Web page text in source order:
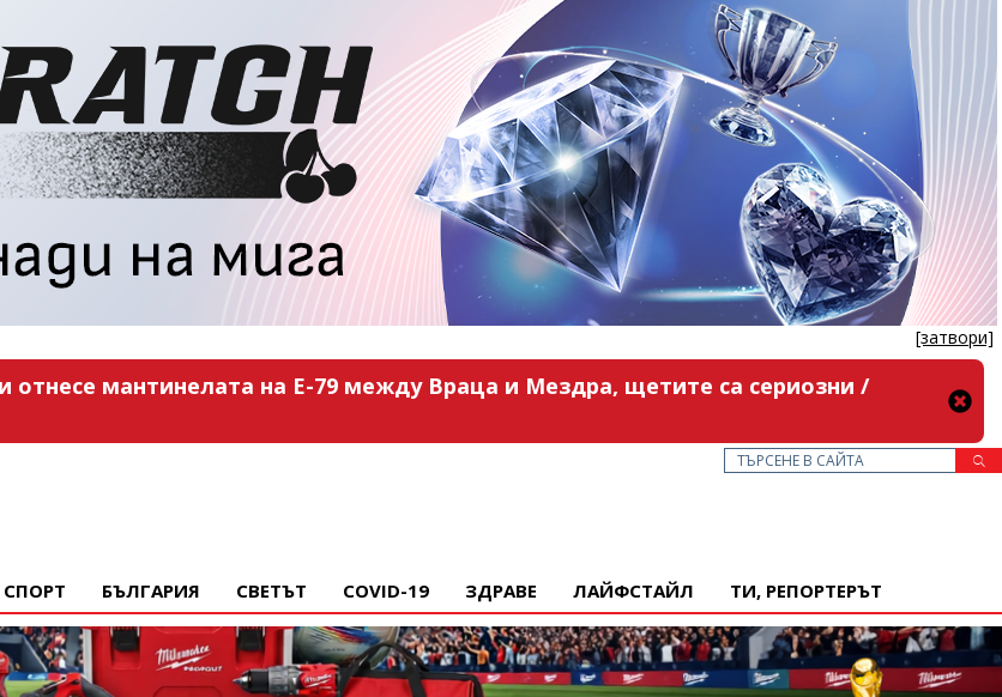
[затвори]
отнесе мантинелата на Е-79 между Враца и Мездра, щетите са сериозни /
СПОРТ БЪЛГАРИЯ СВЕТЪТ COVID-19 ЗДРАВЕ ЛАЙФСТАЙЛ ТИ, РЕПОРТЕРЪТ